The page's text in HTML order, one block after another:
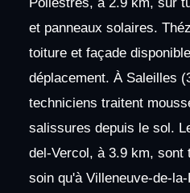
Pollestres, à 2.9 km, sur
et panneaux solaires.
toiture et façade
déplacement. À Saleilles
techniciens traitent
salissures depuis le sol.
del-Vercol, à 3.9 km, sont
soin qu'à Villeneuve-de-